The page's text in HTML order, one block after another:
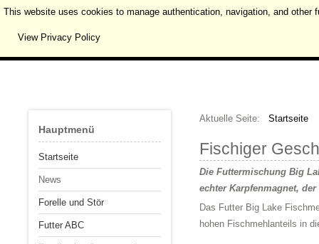
Hauptmenü
Startseite
News
Forelle und Stör
Futter ABC
Aktuelle Seite: Startseite
Fischiger
Die Futtermischung Big
echter Karpfenmagnet,
Das Futter Big Lake
hohen Fischmehlanteils in
This website uses cookies to manage authentication, navigation, and
View Privacy Policy